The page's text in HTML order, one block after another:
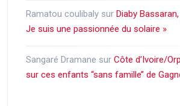
Ramatou coulibaly sur Diaby Bassaran,
Je suis une passionnée du solaire »
Sangaré Dramane sur Côte d’Ivoire/
sur ces enfants ‘‘sans famille’’ de